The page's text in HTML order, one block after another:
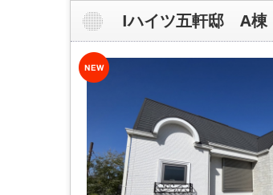
Iハイツ五軒邸 A棟